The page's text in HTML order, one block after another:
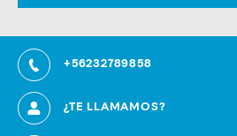
+56232789858
¿TE LLAMAMOS?